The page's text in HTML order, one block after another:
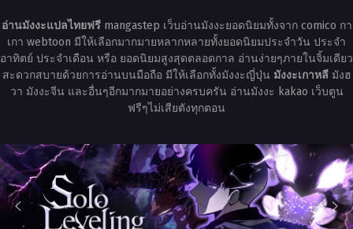
อ่านมังงะแปลไทยฟรีmangastep เว็บอ่านมังงะยอดนิยมทั้งจาก comico กา
เกา webtoon มีให้เลือกมากมายหลากหลายทั้งยอดนิยมประจำวัน ประจำ
อาทิตย์ ประจำเดือน หรือ ยอดนิยมสูงสุดตลอดกาล อ่านง่ายๆภายในจิ้มเดียว
สะดวกสบายด้วยการอ่านบนมือถือ มีให้เลือกทั้งมังงะญี่ปุ่น มังงะเกาหลีมังฮ
วา มังงะจีน และอื่นๆอีกมากมายอย่างครบครัน อ่านมังงะ kakao เว็บตูน
ฟรีๆไม่เสียตังทุกตอน